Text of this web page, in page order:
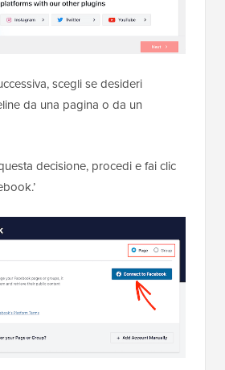
scegli se desideri
da una pagina o da un
decisione, procedi e fai clic